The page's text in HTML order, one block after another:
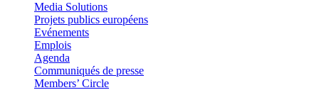
Media Solutions
Projets publics européens
Evénements
Emplois
Agenda
Communiqués de presse
Members’ Circle